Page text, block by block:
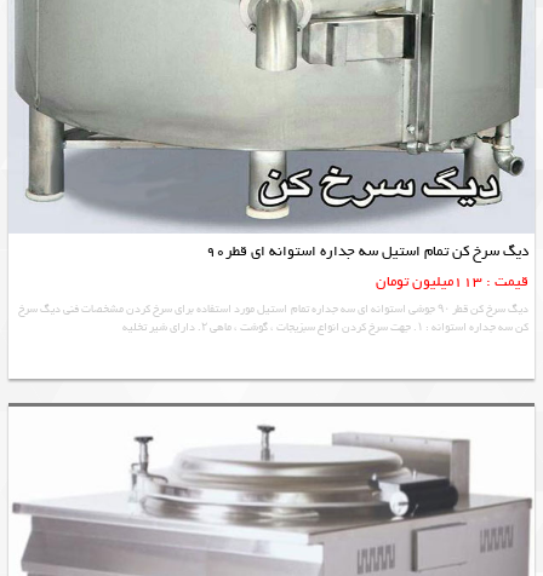
دیگ سرخ کن تمام استیل سه جداره استوانه ای قطر90
قیمت : 113میلیون تومان
دیگ سرخ کن قطر ۹۰ جوشی استوانه ای سه جداره تمام استیل مورد استفاده برای سرخ کردن مشخصات فنی دیگ سرخ
کن سه جداره استوانه : ۱. جهت سرخ کردن انواع سبزیجات ، گوشت ، ماهی ۲. دارای شیر تخلیه